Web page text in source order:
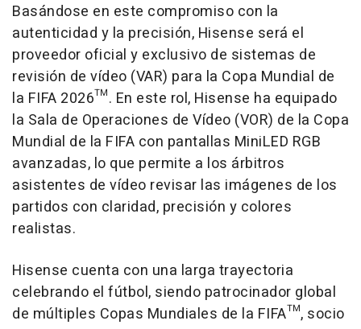
Basándose en este compromiso con la
autenticidad y la precisión, Hisense será el
proveedor oficial y exclusivo de sistemas de
revisión de vídeo (VAR) para la Copa Mundial de
la FIFA 2026™. En este rol, Hisense ha equipado
la Sala de Operaciones de Vídeo (VOR) de la Copa
Mundial de la FIFA con pantallas MiniLED RGB
avanzadas, lo que permite a los árbitros
asistentes de vídeo revisar las imágenes de los
partidos con claridad, precisión y colores
realistas.
Hisense cuenta con una larga trayectoria
celebrando el fútbol, siendo patrocinador global
de múltiples Copas Mundiales de la FIFA™, socio